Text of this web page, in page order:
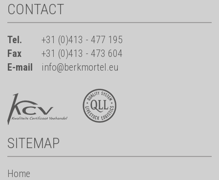
CONTACT
Tel.
+31 (0)413 - 477 195
Fax
+31 (0)413 - 473 604
E-mail
info@berkmortel.eu
SITEMAP
Home